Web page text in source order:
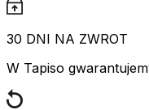
30 DNI NA ZWROT
W Tapiso